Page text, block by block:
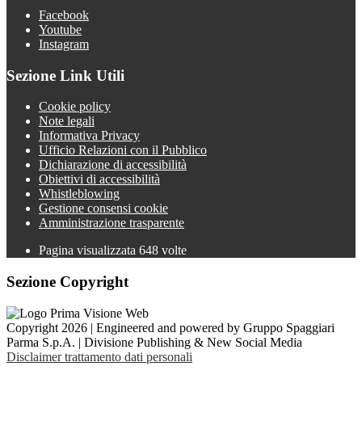
Facebook
Youtube
Instagram
Sezione Link Utili
Cookie policy
Note legali
Informativa Privacy
Ufficio Relazioni con il Pubblico
Dichiarazione di accessibilità
Obiettivi di accessibilità
Whistleblowing
Gestione consensi cookie
Amministrazione trasparente
Pagina visualizzata 648 volte
Sezione Copyright
Copyright 2026 | Engineered and powered by Gruppo Spaggiari
Parma S.p.A. | Divisione Publishing & New Social Media
Disclaimer trattamento dati personali